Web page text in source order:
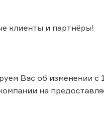
клиенты и партнёры!
Вас об изменении с
на